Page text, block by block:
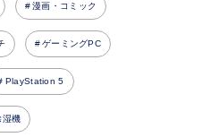
漫画・コミック
ゲーミングPC
PlayStation 5
湿機